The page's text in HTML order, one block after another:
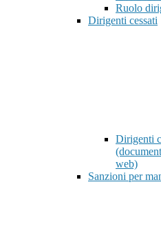
Ruolo
Dirigenti cessati
Dirigenti
web)
Sanzioni per